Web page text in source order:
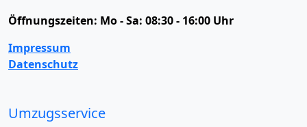
Öffnungszeiten: Mo - Sa: 08:30 - 16:00 Uhr
Impressum
Datenschutz
Umzugsservice